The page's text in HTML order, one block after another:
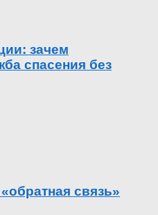
зачем
спасения без
связь»